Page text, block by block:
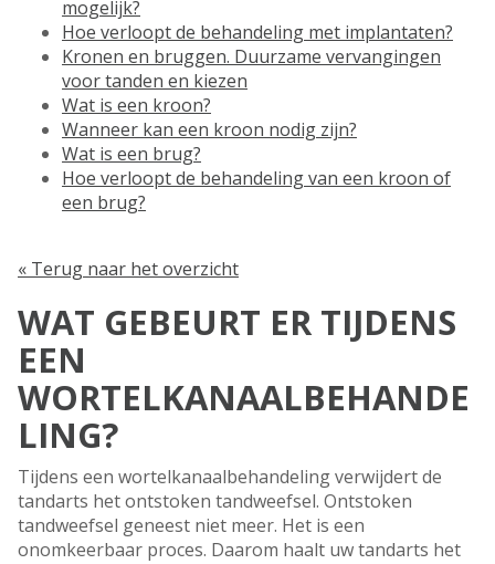
mogelijk?
Hoe verloopt de behandeling met implantaten?
Kronen en bruggen. Duurzame vervangingen
voor tanden en kiezen
Wat is een kroon?
Wanneer kan een kroon nodig zijn?
Wat is een brug?
Hoe verloopt de behandeling van een kroon of
een brug?
« Terug naar het overzicht
WAT GEBEURT ER TIJDENS
EEN
WORTELKANAALBEHANDE
LING?
Tijdens een wortelkanaalbehandeling verwijdert de
tandarts het ontstoken tandweefsel. Ontstoken
tandweefsel geneest niet meer. Het is een
onomkeerbaar proces. Daarom haalt uw tandarts het